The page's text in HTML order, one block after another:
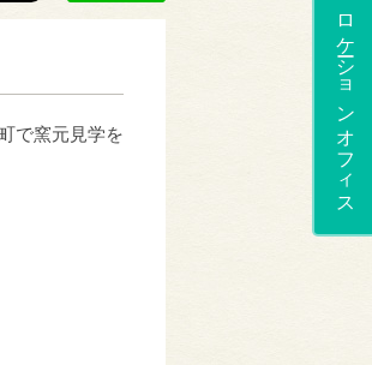
で窯元見学を
ロケーションオフィス